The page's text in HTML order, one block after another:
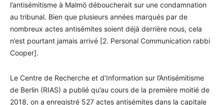
l’antisémitisme à Malmö déboucherait sur une condamnation
au tribunal. Bien que plusieurs années marqués par de
nombreux actes antisémites soient déjà derrière nous, cela
n’est pourtant jamais arrivé [2. Personal Communication rabbi
Cooper].
Le Centre de Recherche et d’Information sur l’Antisémitisme
de Berlin (RIAS) a publié qu’au cours de la première moitié de
2018, on a enregistré 527 actes antisémites dans la capitale